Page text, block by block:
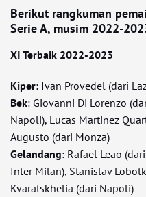
Berikut rangkuman
Serie A, musim 2022-
XI Terbaik 2022-2023
Kiper: Ivan Provedel (dari
Bek: Giovanni Di Lorenzo
Napoli), Lucas Martinez
Augusto (dari Monza)
Gelandang: Rafael Leao
Inter Milan), Stanislav
Kvaratskhelia (dari Napoli)